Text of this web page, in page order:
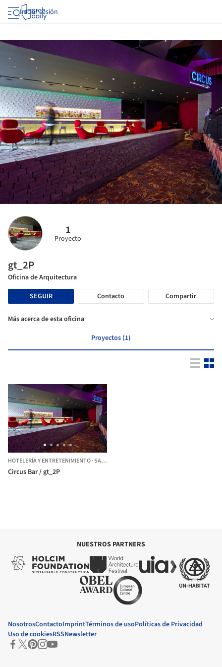
Iniciar sesión
1
Proyecto
gt_2P
Oficina de Arquitectura
SEGUIR
Contacto Compartir
Más acerca de esta oficina
Proyectos (1)
HOTELERÍA Y ENTRETENIMIENTO·SANTIAGO,
Circus Bar / gt_2P